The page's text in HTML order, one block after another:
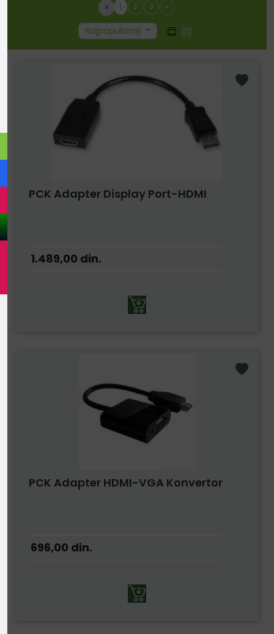
« 1 2 3 »
Najpopularniji
PCK Adapter Display Port-HDMI
1.489,00 din.
PCK Adapter HDMI-VGA Konvertor
696,00 din.